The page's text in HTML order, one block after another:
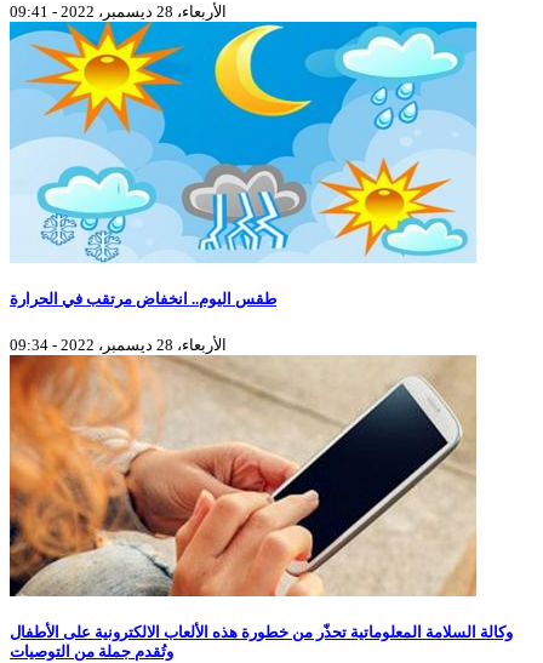
الأربعاء، 28 ديسمبر، 2022 - 09:41
طقس اليوم.. انخفاض مرتقب في الحرارة
الأربعاء، 28 ديسمبر، 2022 - 09:34
وكالة السلامة المعلوماتية تحذّر من خطورة هذه الألعاب الالكترونية على الأطفال
وتُقدم جملة من التوصيات